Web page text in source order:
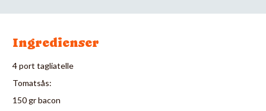
Ingredienser
4 port tagliatelle
Tomatsås:
150 gr bacon